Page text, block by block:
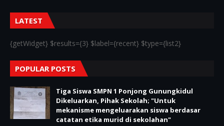
LATEST
{getWidget} $results={3} $label={recent} $type={list2}
POPULAR POSTS
Tiga Siswa SMPN 1 Ponjong Gunungkidul
Dikeluarkan, Pihak Sekolah; "Untuk
mekanisme mengeluarakan siswa berdasar
catatan etika murid di sekolahan"